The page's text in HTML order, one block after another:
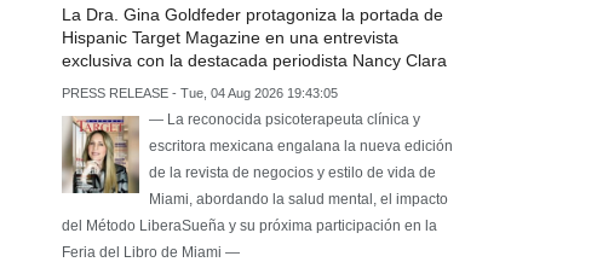
La Dra. Gina Goldfeder protagoniza la portada de
Hispanic Target Magazine en una entrevista
exclusiva con la destacada periodista Nancy Clara
PRESS RELEASE - Tue, 04 Aug 2026 19:43:05
— La reconocida psicoterapeuta clínica y
escritora mexicana engalana la nueva edición
de la revista de negocios y estilo de vida de
Miami, abordando la salud mental, el impacto
del Método LiberaSueña y su próxima participación en la
Feria del Libro de Miami —